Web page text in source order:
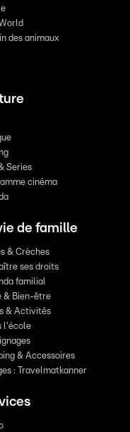
World
des animaux
Series
cinéma
de famille
& Crèches
ses droits
familial
& Bien-être
& Activités
l'école
& Accessoires
: Travelmatkanner